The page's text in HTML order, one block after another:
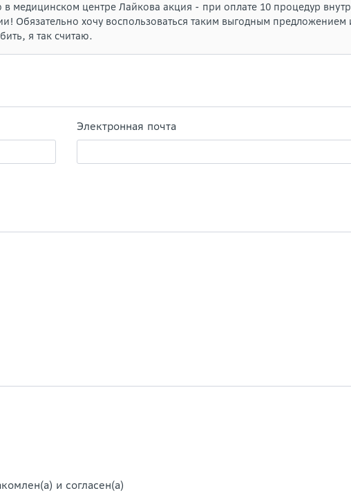
медицинском центре Лайкова акция - при оплате 10 процедур
Обязательно хочу воспользоваться таким выгодным предложением
я так считаю.
Электронная почта
и согласен(а)